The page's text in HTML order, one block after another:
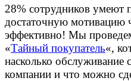
28% сотрудников умеют
достаточную мотивацию
эффективно! Мы
«Тайный покупатель«,
насколько обслуживание
компании и что можно